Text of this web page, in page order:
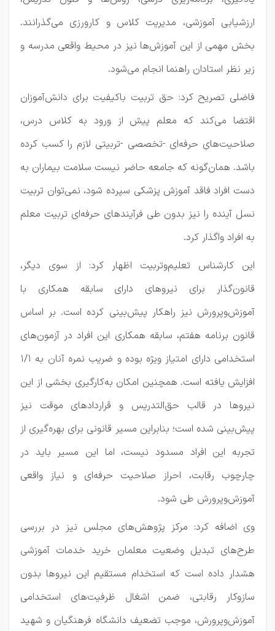
ارزشیابی آموزشی، مدیریت کلاس و کارورزی می‌گذرانند.
بخش مهمی از این آموزش‌ها نیز در محیط واقعی مدرسه و
زیر نظر استادان راهنما انجام می‌شود.
فاضلی تصریح کرد: حق تربیت باکیفیت برای دانش‌آموزان
اقتضا می‌کند که معلم پیش از ورود به کلاس درس،
صلاحیت‌های حرفه‌ای -تخصصی -تربیتی لازم را کسب کرده
باشد. همان‌گونه که جامعه حاضر نیست سلامت بیماران به
دست افراد فاقد آموزش پزشکی سپرده شود، نمی‌توان تربیت
نسل آینده را نیز بدون طی فرآیندهای حرفه‌ای تربیت معلم
به افراد واگذار کرد.
این کارشناس تعلیم‌وتربیت اظهار کرد: از سوی دیگر،
قانون‌گذار برای نیروهای دارای سابقه همکاری با
آموزش‌وپرورش نیز راهکار پیش‌بینی کرده است. بر اساس
قانون برنامه هفتم، سابقه همکاری این افراد در آزمون‌های
استخدامی دارای امتیاز ویژه بوده و ضریب نمره آنان به ۱/۱
افزایش یافته است. همچنین امکان به‌کارگیری بخشی از این
نیروها در قالب حق‌التدریس و قراردادهای موقت نیز
پیش‌بینی شده است؛ بنابراین مسیر قانونی برای بهره‌گیری از
تجربه این افراد مسدود نیست، اما این مسیر باید در
چارچوب رقابت، احراز صلاحیت حرفه‌ای و نیاز واقعی
آموزش‌وپرورش طی شود.
وی اضافه کرد: مرکز پژوهش‌های مجلس نیز در بررسی
طرح‌های تبدیل وضعیت معلمان خرید خدمات آموزشی
هشدار داده است که استخدام مستقیم این نیروها بدون
سازوکار رقابتی، ضمن اشغال ظرفیت‌های استخدامی
آموزش‌وپرورش، موجب تضعیف دانشگاه فرهنگیان و شهید